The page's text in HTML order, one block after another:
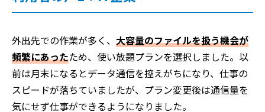
外出先での作業が多く、 大容量のファイルを扱う機会が
頻繁にあったため、使い放題プランを選択しました。以
前は月末になるとデータ通信を控えがちになり、仕事の
スピードが落ちていましたが、プラン変更後は通信量を
気にせず仕事ができるようになりました。